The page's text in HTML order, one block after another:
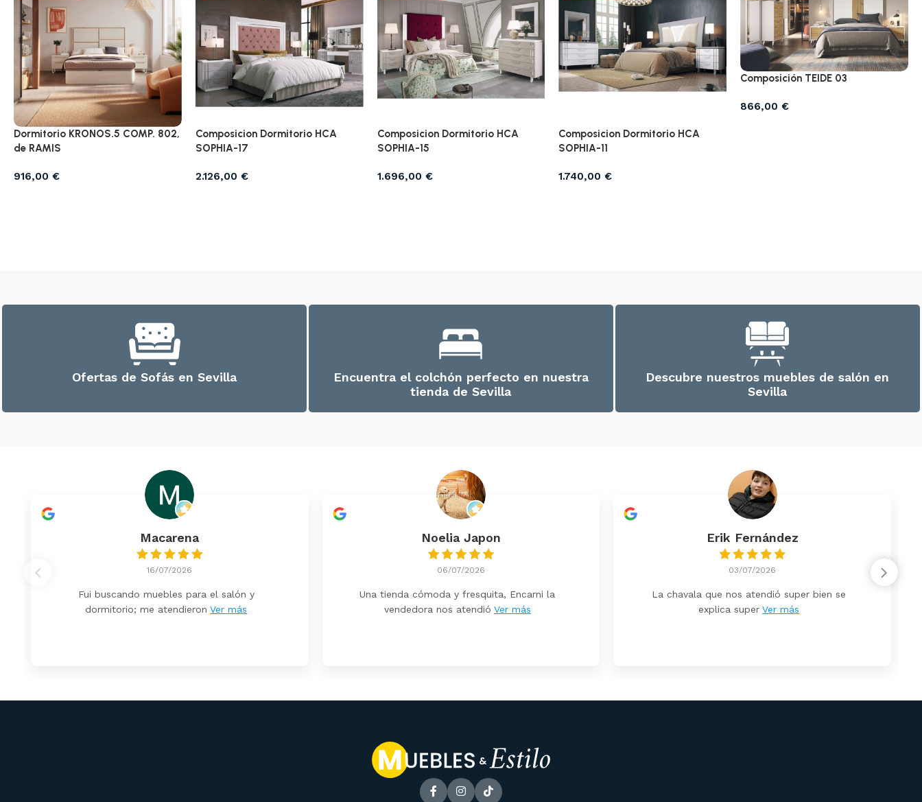
Dormitorio KRONOS.5 COMP. 802,
de RAMIS
916,00 €
Composicion Dormitorio HCA
SOPHIA-17
2.126,00 €
Composicion Dormitorio HCA
SOPHIA-15
1.696,00 €
Composicion Dormitorio HCA
SOPHIA-11
1.740,00€
Composición TEIDE 03
866,00€
Ofertas de Sofás en Sevilla
Encuentra el colchón perfecto en nuestra
tienda de Sevilla
Descubre nuestros muebles de salón en
Sevilla
Macarena
16/07/2026
Fui buscando muebles para el salón y
dormitorio; me atendieron Ver más
Noelia Japon
06/07/2026
Una tienda cómoda y fresquita, Encarni la
vendedora nos atendió Ver más
Erik Fernández
03/07/2026
La chavala que nos atendió super bien se
explica super Ver más